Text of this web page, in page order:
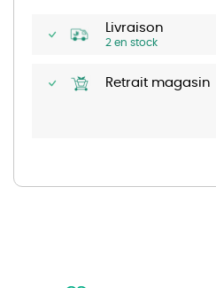
Livraison
2 en stock
Retrait magasin